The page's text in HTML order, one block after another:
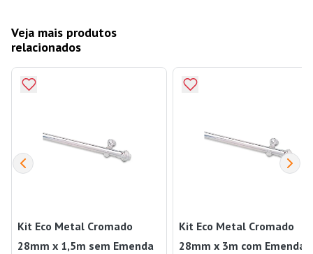
Veja mais produtos
relacionados
Kit Eco Metal Cromado
28mm x 1,5m sem Emenda
Kit Eco Metal Cromado
28mm x 3m com Emenda